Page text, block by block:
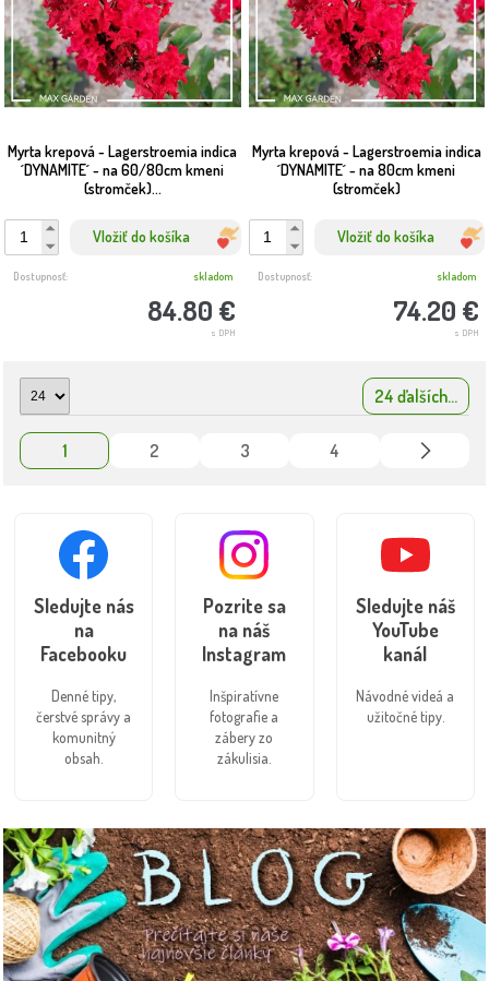
Myrta krepová - Lagerstroemia indica
´DYNAMITE´ - na 60/80cm kmeni
(stromček)...
Vložiť do košíka
84.80 €
s DPH
Dostupnosť: skladom
Myrta krepová - Lagerstroemia indica
´DYNAMITE´ - na 80cm kmeni
(stromček)
Vložiť do košíka
74.20 €
s DPH
Dostupnosť: skladom
24 ďalších...
1 2 3 4
Sledujte nás
na
Facebooku
Denné tipy,
čerstvé správy a
komunitný
obsah.
Pozrite sa
na náš
Instagram
Inšpiratívne
fotografie a
zábery zo
zákulisia.
Sledujte náš
YouTube
kanál
Návodné videá a
užitočné tipy.